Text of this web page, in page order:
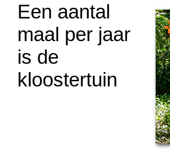
Een aantal
maal per jaar
is de
kloostertuin